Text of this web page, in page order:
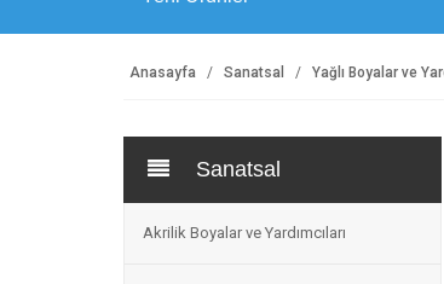
Anasayfa Sanatsal Yağlı Boyalar ve
Sanatsal
Akrilik Boyalar ve Yardımcıları